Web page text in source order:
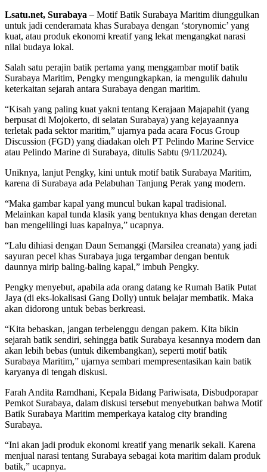
Lsatu.net, Surabaya – Motif Batik Surabaya Maritim diunggulkan
untuk jadi cenderamata khas Surabaya dengan ‘storynomic’ yang
kuat, atau produk ekonomi kreatif yang lekat mengangkat narasi
nilai budaya lokal.
Salah satu perajin batik pertama yang menggambar motif batik
Surabaya Maritim, Pengky mengungkapkan, ia mengulik dahulu
keterkaitan sejarah antara Surabaya dengan maritim.
“Kisah yang paling kuat yakni tentang Kerajaan Majapahit (yang
berpusat di Mojokerto, di selatan Surabaya) yang kejayaannya
terletak pada sektor maritim,” ujarnya pada acara Focus Group
Discussion (FGD) yang diadakan oleh PT Pelindo Marine Service
atau Pelindo Marine di Surabaya, ditulis Sabtu (9/11/2024).
Uniknya, lanjut Pengky, kini untuk motif batik Surabaya Maritim,
karena di Surabaya ada Pelabuhan Tanjung Perak yang modern.
“Maka gambar kapal yang muncul bukan kapal tradisional.
Melainkan kapal tunda klasik yang bentuknya khas dengan deretan
ban mengelilingi luas kapalnya,” ucapnya.
“Lalu dihiasi dengan Daun Semanggi (Marsilea creanata) yang jadi
sayuran pecel khas Surabaya juga tergambar dengan bentuk
daunnya mirip baling-baling kapal,” imbuh Pengky.
Pengky menyebut, apabila ada orang datang ke Rumah Batik Putat
Jaya (di eks-lokalisasi Gang Dolly) untuk belajar membatik. Maka
akan didorong untuk bebas berkreasi.
“Kita bebaskan, jangan terbelenggu dengan pakem. Kita bikin
sejarah batik sendiri, sehingga batik Surabaya kesannya modern dan
akan lebih bebas (untuk dikembangkan), seperti motif batik
Surabaya Maritim,” ujarnya sembari mempresentasikan kain batik
karyanya di tengah diskusi.
Farah Andita Ramdhani, Kepala Bidang Pariwisata, Disbudporapar
Pemkot Surabaya, dalam diskusi tersebut menyebutkan bahwa Motif
Batik Surabaya Maritim memperkaya katalog city branding
Surabaya.
“Ini akan jadi produk ekonomi kreatif yang menarik sekali. Karena
menjual narasi tentang Surabaya sebagai kota maritim dalam produk
batik,” ucapnya.